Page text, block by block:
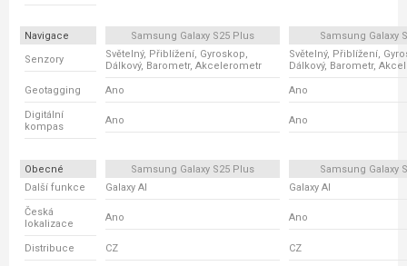
Navigace Samsung Galaxy S25 Plus
Samsung Galaxy
Senzory
Světelný, Přiblížení, Gyroskop,
Dálkový, Barometr, Akcelerometr
Světelný, Přiblížení,
Dálkový, Barometr,
Geotagging Ano Ano
Digitální
kompas
Ano Ano
Obecné Samsung Galaxy S25 Plus
Samsung Galaxy
Další funkce
Galaxy AI Galaxy AI
Česká
lokalizace
Ano Ano
Distribuce CZ CZ